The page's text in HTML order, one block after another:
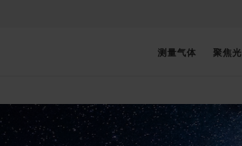
测量气体 聚焦光